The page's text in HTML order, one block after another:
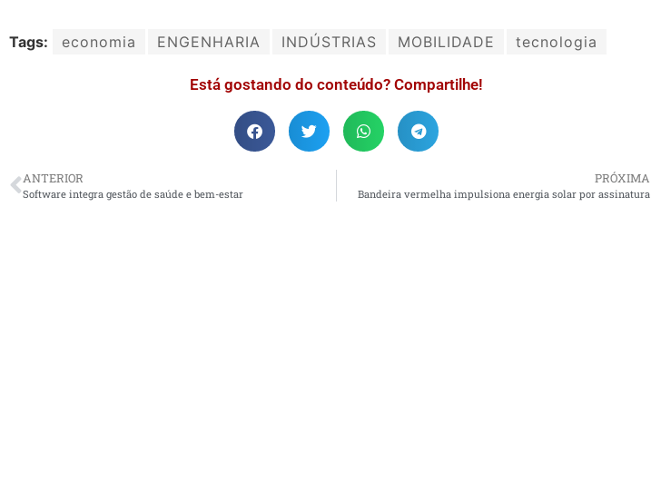
Tags: economia ENGENHARIA INDÚSTRIAS MOBILIDADE tecnologia
Está gostando do conteúdo? Compartilhe!
ANTERIOR
Software integra gestão de saúde e bem-estar
PRÓXIMA
Bandeira vermelha impulsiona energia solar por assinatura